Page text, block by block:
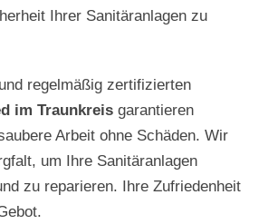
Ihrer Sanitäranlagen zu
regelmäßig zertifizierten
im Traunkreis garantieren
Arbeit ohne Schäden. Wir
um Ihre Sanitäranlagen
zu reparieren. Ihre Zufriedenheit